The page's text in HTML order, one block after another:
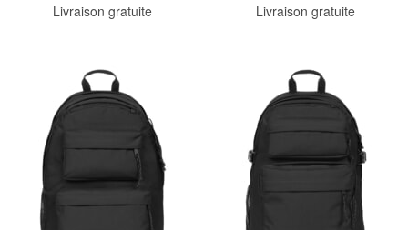
Livraison gratuite Livraison gratuite